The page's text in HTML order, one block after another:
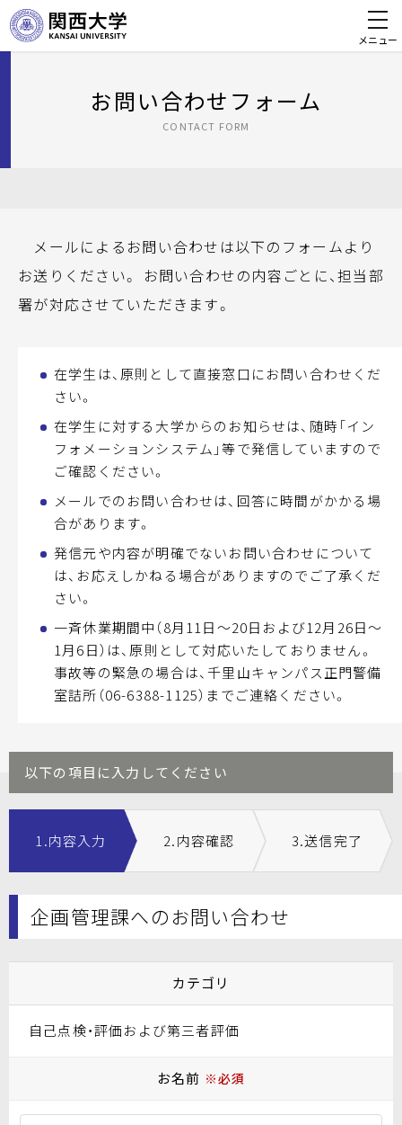
メニュー
お問い合わせフォーム
CONTACT FORM
メールによるお問い合わせは以下のフォームより
お送りください。 お問い合わせの内容ごとに、担当部
署が対応させていただきます。
在学生は、原則として直接窓口にお問い合わせくだ
さい。
在学生に対する大学からのお知らせは、随時「イン
フォメーションシステム」等で発信していますので
ご確認ください。
メールでのお問い合わせは、回答に時間がかかる場
合があります。
発信元や内容が明確でないお問い合わせについて
は、お応えしかねる場合がありますのでご了承くだ
さい。
一斉休業期間中（8月11日～20日および12月26日～
1月6日）は、原則として対応いたしておりません。
事故等の緊急の場合は、千里山キャンパス正門警備
室詰所（06-6388-1125）までご連絡ください。
以下の項目に入力してください
1.内容入力 2.内容確認 3.送信完了
企画管理課へのお問い合わせ
カテゴリ
自己点検・評価および第三者評価
お名前 ※必須